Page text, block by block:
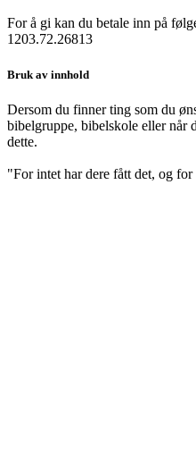
For å gi kan du betale inn på
1203.72.26813
Bruk av innhold
Dersom du finner ting som du
bibelgruppe, bibelskole eller når
dette.
"For intet har dere fått det, og for